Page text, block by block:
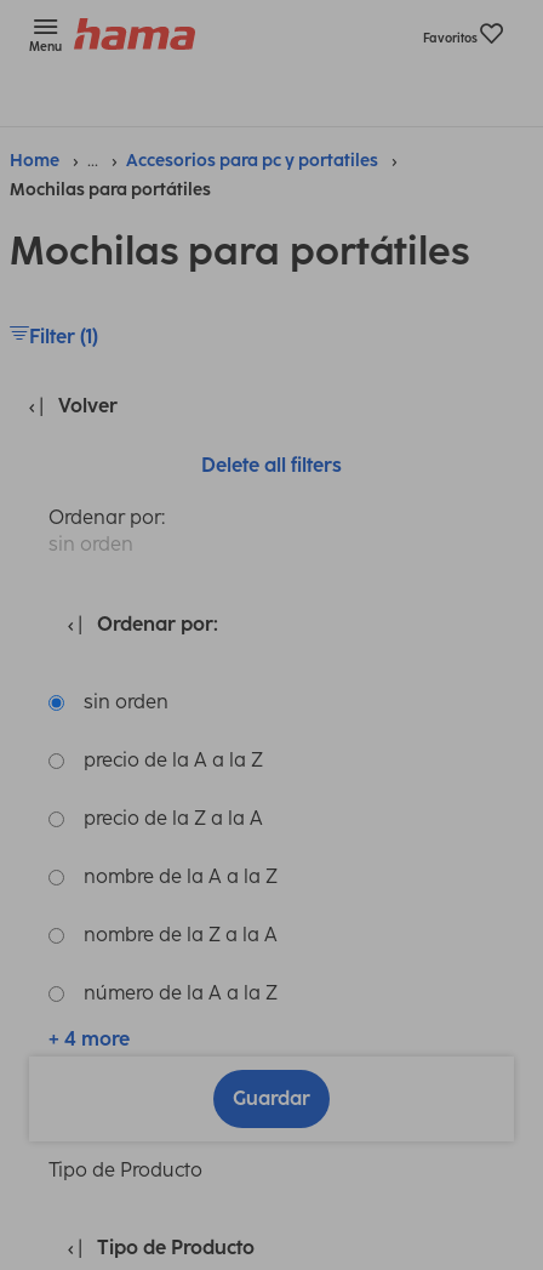
Menu
Favoritos
Home ...
Accesorios para pc y portatiles
Mochilas para portátiles
Mochilas para portátiles
Filter (1)
Volver
Delete all filters
Ordenar por:
sin orden
Ordenar por:
sin orden
precio de la A a la Z
precio de la Z a la A
nombre de la A a la Z
nombre de la Z a la A
número de la A a la Z
+ 4 more
Guardar
Tipo de Producto
Tipo de Producto